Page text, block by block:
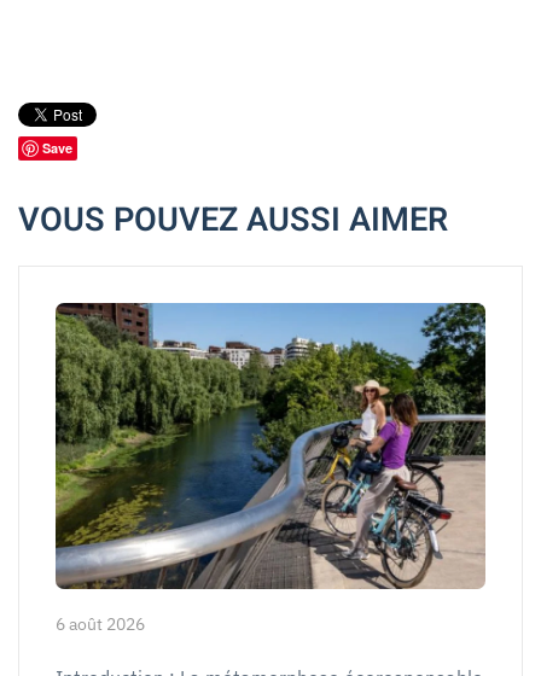
Save
VOUS POUVEZ AUSSI AIMER
6 août 2026